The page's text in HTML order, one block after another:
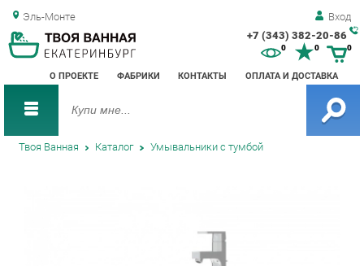
Эль-Монте Вход
+7 (343) 382-20-86
О ПРОЕКТЕ ФАБРИКИ КОНТАКТЫ ОПЛАТА И ДОСТАВКА
0 0
Твоя Ванная Каталог Умывальники с тумбой